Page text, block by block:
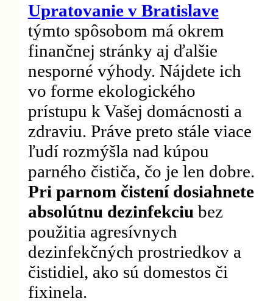
Upratovanie v Bratislave
týmto spôsobom má okrem
finančnej stránky aj ďalšie
nesporné výhody. Nájdete ich
vo forme ekologického
prístupu k Vašej domácnosti a
zdraviu. Práve preto stále viace
ľudí rozmýšla nad kúpou
parného čističa, čo je len dobre.
Pri parnom čistení dosiahnete
absolútnu dezinfekciu bez
použitia agresívnych
dezinfekčných prostriedkov a
čistidiel, ako sú domestos či
fixinela.